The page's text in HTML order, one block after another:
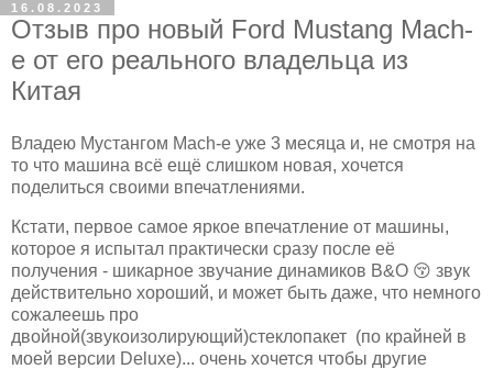
16.08.2023
Отзыв про новый Ford Mustang Mach-
e от его реального владельца из
Китая
Владею Мустангом Mach-e уже 3 месяца и, не смотря на
то что машина всё ещё слишком новая, хочется
поделиться своими впечатлениями.
Кстати, первое самое яркое впечатление от машины,
которое я испытал практически сразу после её
получения - шикарное звучание динамиков B&O 😚 звук
действительно хороший, и может быть даже, что немного
сожалеешь про
двойной(звукоизолирующий)стеклопакет (по крайней в
моей версии Deluxe)... очень хочется чтобы другие